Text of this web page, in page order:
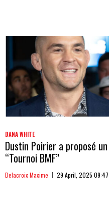
DANA WHITE
Dustin Poirier a proposé
“Tournoi BMF”
Delacroix Maxime 29 April, 2025 09:47